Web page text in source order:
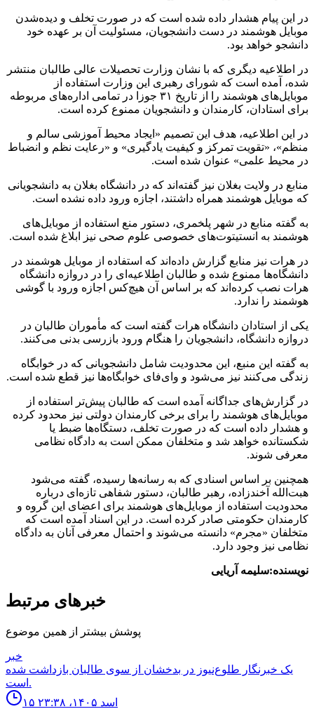
در این پیام هشدار داده شده است که در صورت تخلف و دیده‌شدن
موبایل هوشمند در دست دانشجویان، مسئولیت آن بر عهده خود
دانشجو خواهد بود.
در اطلاعیه دیگری که با نشان وزارت تحصیلات عالی طالبان منتشر
شده، آمده است که شورای رهبری این وزارت استفاده از
موبایل‌های هوشمند را از تاریخ ۳۱ جوزا در تمامی اداره‌های مربوطه
برای استادان، کارمندان و دانشجویان ممنوع کرده است.
در این اطلاعیه، هدف این تصمیم «ایجاد محیط آموزشی سالم و
منظم»، «تقویت تمرکز و کیفیت یادگیری» و «رعایت نظم و انضباط
در محیط علمی» عنوان شده است.
منابع در ولایت بغلان نیز گفته‌اند که در دانشگاه بغلان به دانشجویانی
که موبایل هوشمند همراه داشتند، اجازه ورود داده نشده است.
به گفته منابع در شهر پلخمری، دستور منع استفاده از موبایل‌های
هوشمند به انستیتوت‌های خصوصی علوم صحی نیز ابلاغ شده است.
در هرات نیز منابع گزارش داده‌اند که استفاده از موبایل هوشمند در
دانشگاه‌ها ممنوع شده و طالبان اطلاعیه‌ای را در دروازه دانشگاه
هرات نصب کرده‌اند که بر اساس آن هیچ‌کس اجازه ورود با گوشی
هوشمند را ندارد.
یکی از استادان دانشگاه هرات گفته است که مأموران طالبان در
دروازه دانشگاه، دانشجویان را هنگام ورود بازرسی بدنی می‌کنند.
به گفته این منبع، این محدودیت شامل دانشجویانی که در خوابگاه
زندگی می‌کنند نیز می‌شود و وای‌فای خوابگاه‌ها نیز قطع شده است.
در گزارش‌های جداگانه آمده است که طالبان پیش‌تر استفاده از
موبایل‌های هوشمند را برای برخی کارمندان دولتی نیز محدود کرده
و هشدار داده است که در صورت تخلف، دستگاه‌ها ضبط یا
شکستانده خواهد شد و متخلفان ممکن است به دادگاه نظامی
معرفی شوند.
همچنین بر اساس اسنادی که به رسانه‌ها رسیده، گفته می‌شود
هبت‌الله آخندزاده، رهبر طالبان، دستور شفاهی تازه‌ای درباره
محدودیت استفاده از موبایل‌های هوشمند برای اعضای این گروه و
کارمندان حکومتی صادر کرده است. در این اسناد آمده است که
متخلفان «مجرم» دانسته می‌شوند و احتمال معرفی آنان به دادگاه
نظامی نیز وجود دارد.
نویسنده:سلیمه آریایی
خبرهای مرتبط
پوشش بیشتر از همین موضوع
خبر
یک خبرنگار طلوع‌نیوز در بدخشان از سوی طالبان بازداشت شده
است.
۱۵ اسد ۱۴۰۵، ۲۳:۳۸